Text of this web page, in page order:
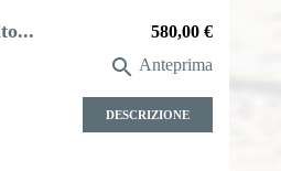
Prezzo
580,00 €
 Anteprima
DESCRIZIONE